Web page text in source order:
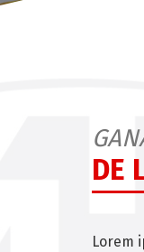
DE
Lorem